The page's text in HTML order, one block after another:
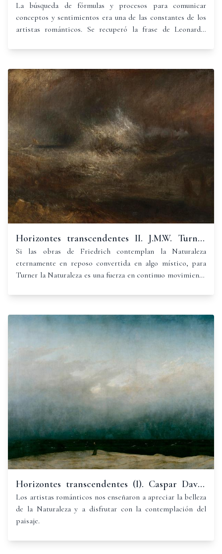
(1802-1885)
La búsqueda de fórmulas y procesos para comunicar
conceptos y sentimientos era una de las constantes de los
artistas románticos. Se recuperó la frase de Leonardo:
Horizontes transcendentes II. J.M.W. Turner
(1775-1851)
Si las obras de Friedrich contemplan la Naturaleza
eternamente en reposo convertida en algo místico, para
Turner la Naturaleza es una fuerza en continuo movimiento
Horizontes transcendentes (I). Caspar David
Friedrich (1774-1840)
Los artistas románticos nos enseñaron a apreciar la belleza
de la Naturaleza y a disfrutar con la contemplación del
paisaje.